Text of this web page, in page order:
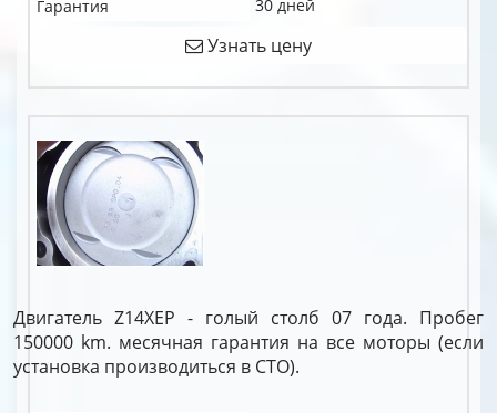
Гарантия 30 дней
Узнать цену
Двигатель Z14XEP - голый столб 07 года. Пробег
150000 km. месячная гарантия на все моторы (если
установка производиться в СТО).